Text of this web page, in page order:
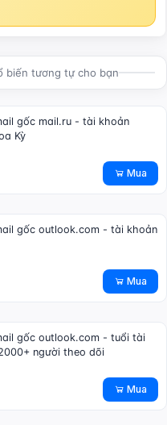
biến tương tự cho bạn
gốc mail.ru - tài khoản
Kỳ
Mua
gốc outlook.com - tài khoản
Mua
gốc outlook.com - tuổi tài
người theo dõi
Mua